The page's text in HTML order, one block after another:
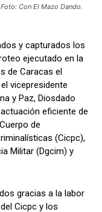
Con El Mazo Dando.
y capturados los
ejecutado en la
de Caracas el
vicepresidente
y Paz, Diosdado
eficiente de
de
(Cicpc),
Militar (Dgcim) y
gracias a la labor
Cicpc y los